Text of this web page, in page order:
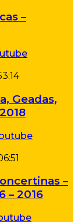
–
Geadas,
–
– 2016